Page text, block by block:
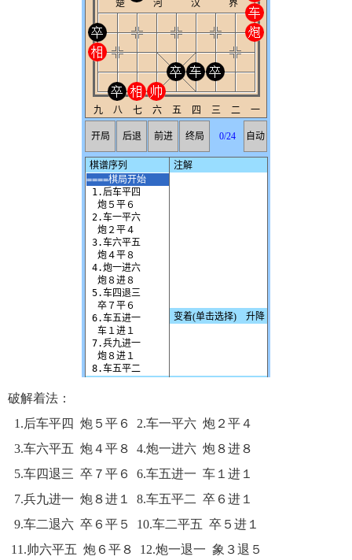
破解着法：
1.后车平四 炮５平６ 2.车一平六 炮２平４
3.车六平五 炮４平８ 4.炮一进六 炮８进８
5.车四退三 卒７平６ 6.车五进一 车１进１
7.兵九进一 炮８进１ 8.车五平二 卒６进１
9.车二退六 卒６平５ 10.车二平五 卒５进１
11.帅六平五 炮６平８ 12.炮一退一 象３退５